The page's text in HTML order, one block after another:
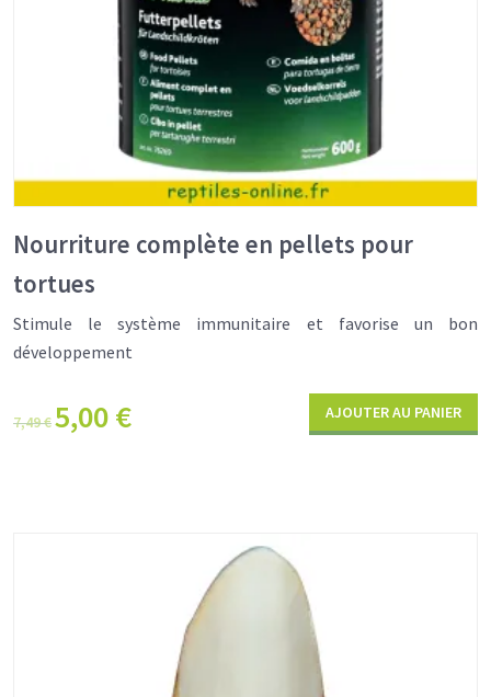
Nourriture complète en pellets pour
tortues
Stimule le système immunitaire et favorise un bon
développement
7,49€5,00€ AJOUTER AU PANIER